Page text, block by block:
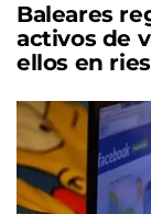
Baleares
activos de
ellos en